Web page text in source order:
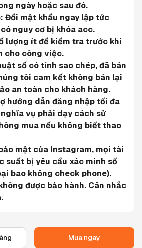
Mua ngay
ngày hoặc sau đó.
Đổi mật khẩu ngay lập tức
nguy cơ bị khóa acc.
lượng ít để kiểm tra trước khi
cho công việc.
số có tính sao chép, đã bán
tôi cam kết không bán lại
an toàn cho khách hàng.
hướng dẫn đăng nhập tối đa
vụ phải dạy cách sử
mua nếu không biết thao
mật của Instagram, mọi tài
suất bị yêu cầu xác minh số
bao không check phone).
được bảo hành. Cân nhắc